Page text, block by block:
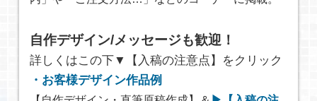
自作デザイン/メッセージも歓迎！
詳しくはこの下▼【入稿の注意点】をクリック
・お客様デザイン作品例